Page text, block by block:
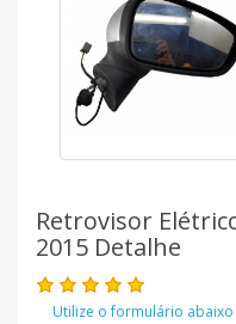
Retrovisor
2015 Detalhe
Utilize o formulário